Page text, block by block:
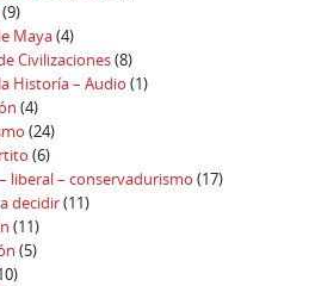
(9)
Maya(4)
Civilizaciones(8)
Historía – Audio (1)
(4)
(24)
(6)
liberal – conservadurismo (17)
decidir(11)
(11)
(5)